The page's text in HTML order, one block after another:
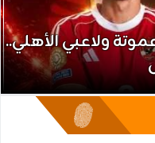
ولاعبي الأهلي..